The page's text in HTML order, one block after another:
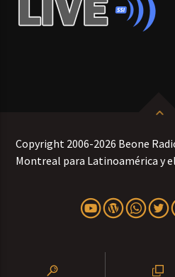
Copyright 2006-2026 Beone
Montreal para Latinoamérica y